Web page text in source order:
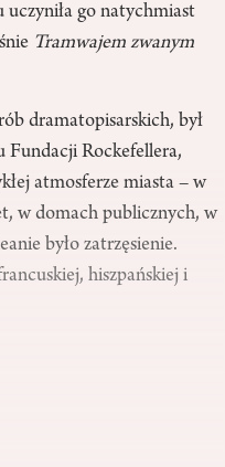
go natychmiast
Tramwajem zwanym
dramatopisarskich, był
Fundacji Rockefellera,
atmosferze miasta – w
w domach publicznych, w
było zatrzęsienie.
hiszpańskiej i